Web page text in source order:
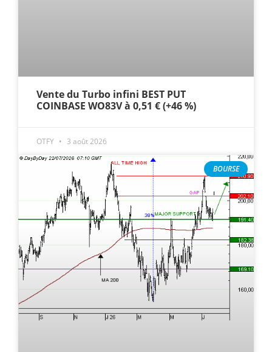
Vente du Turbo infini BEST PUT
COINBASE WO83V à 0,51 € (+46 %)
OTFY 3 août 2026
BOURSE